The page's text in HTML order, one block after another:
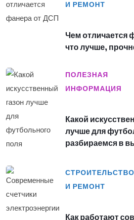
И РЕМОНТ
Чем отличается
что лучше,
ПОЛЕЗНАЯ
ИНФОРМАЦИЯ
Какой
лучше для
разбираемся в
СТРОИТЕЛЬСТВО
И РЕМОНТ
Как работают